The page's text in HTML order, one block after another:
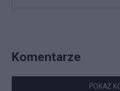
Komentarze
POKAŻ